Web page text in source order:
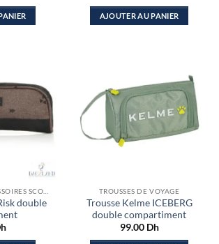
initial
était :
actuel
AJOUTER AU PANIER
double
TROUSSES DE VOYAGE
Trousse Kelme ICEBERG
double compartiment
99.00 Dh